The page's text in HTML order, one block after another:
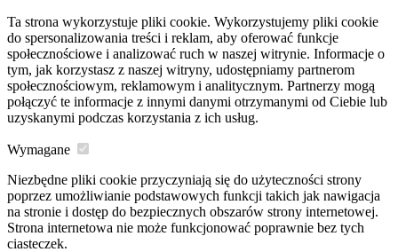
Ta strona wykorzystuje pliki cookie. Wykorzystujemy pliki cookie
do spersonalizowania treści i reklam, aby oferować funkcje
społecznościowe i analizować ruch w naszej witrynie. Informacje o
tym, jak korzystasz z naszej witryny, udostępniamy partnerom
społecznościowym, reklamowym i analitycznym. Partnerzy mogą
połączyć te informacje z innymi danymi otrzymanymi od Ciebie lub
uzyskanymi podczas korzystania z ich usług.
Wymagane
Niezbędne pliki cookie przyczyniają się do użyteczności strony
poprzez umożliwianie podstawowych funkcji takich jak nawigacja
na stronie i dostęp do bezpiecznych obszarów strony internetowej.
Strona internetowa nie może funkcjonować poprawnie bez tych
ciasteczek.